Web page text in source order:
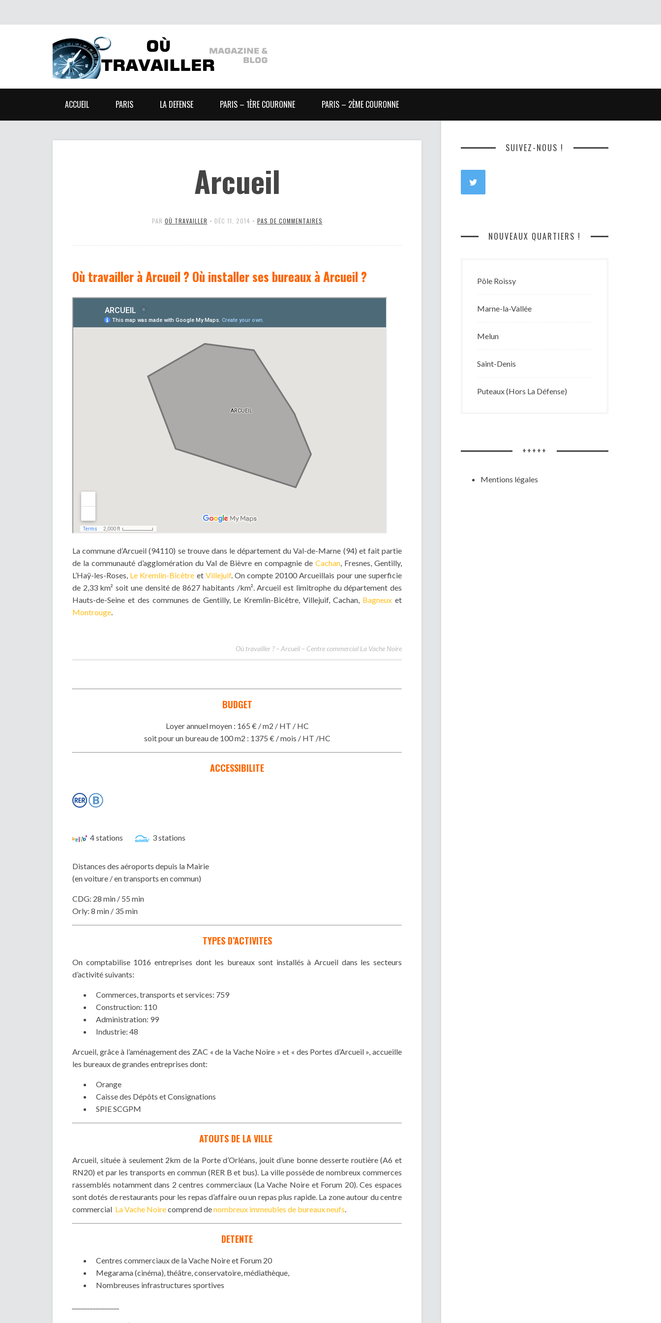
ACCUEIL PARIS LA DEFENSE PARIS – 1ÈRE COURONNE PARIS – 2ÈME COURONNE
Arcueil
PAR OÙ TRAVAILLER • DÉC 11, 2014 • PAS DE COMMENTAIRES
Où travailler à Arcueil ? Où installer ses bureaux à Arcueil ?
La commune d’Arcueil (94110) se trouve dans le département du Val-de-Marne (94) et fait partie
de la communauté d’agglomération du Val de Bièvre en compagnie deCachan, Fresnes, Gentilly,
L’Haÿ-les-Roses, Le Kremlin-Bicêtre et Villejuif. On compte 20100 Arcueillais pour une superficie
de 2,33 km² soit une densité de 8627 habitants /km². Arcueil est limitrophe du département des
Hauts-de-Seine et des communes de Gentilly, Le Kremlin-Bicêtre, Villejuif, Cachan, Bagneux et
Montrouge.
Où travailler ? – Arcueil – Centre commercial La Vache Noire
BUDGET
Loyer annuel moyen : 165 € / m2 / HT / HC
soit pour un bureau de 100 m2 : 1375 € / mois / HT /HC
ACCESSIBILITE
4 stations 3 stations
Distances des aéroports depuis la Mairie
(en voiture / en transports en commun)
CDG: 28 min / 55 min
Orly: 8 min / 35 min
TYPES D’ACTIVITES
On comptabilise 1016 entreprises dont les bureaux sont installés à Arcueil dans les secteurs
d’activité suivants:
Commerces, transports et services: 759
Construction: 110
Administration: 99
Industrie: 48
Arcueil, grâce à l’aménagement des ZAC « de la Vache Noire » et « des Portes d’Arcueil », accueille
les bureaux de grandes entreprises dont:
Orange
Caisse des Dépôts et Consignations
SPIE SCGPM
ATOUTS DE LA VILLE
Arcueil, située à seulement 2km de la Porte d’Orléans, jouit d’une bonne desserte routière (A6 et
RN20) et par les transports en commun (RER B et bus). La ville possède de nombreux commerces
rassemblés notamment dans 2 centres commerciaux (La Vache Noire et Forum 20). Ces espaces
sont dotés de restaurants pour les repas d’affaire ou un repas plus rapide. La zone autour du centre
commercial La Vache Noirecomprend denombreux immeubles de bureaux neufs.
DETENTE
Centres commerciaux de la Vache Noire et Forum 20
Megarama (cinéma), théâtre, conservatoire, médiathèque,
Nombreuses infrastructures sportives
SUIVEZ-NOUS !
NOUVEAUX QUARTIERS !
Pôle Roissy
Marne-la-Vallée
Melun
Saint-Denis
Puteaux (Hors La Défense)
+++++
Mentions légales